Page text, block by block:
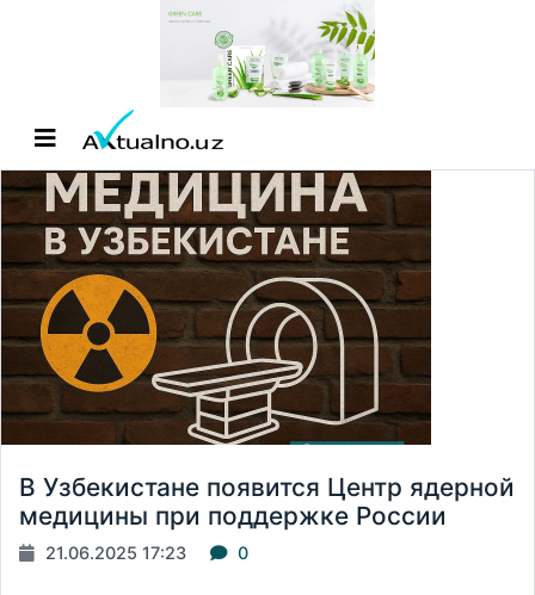
В Узбекистане появится Центр ядерной
медицины при поддержке России
21.06.2025 17:23 0